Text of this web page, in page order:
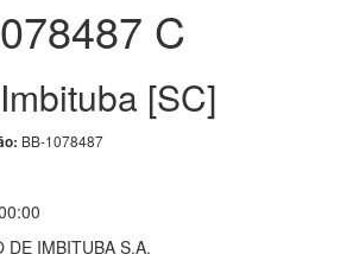
C
[SC]
BB-1078487
DE IMBITUBA S.A.